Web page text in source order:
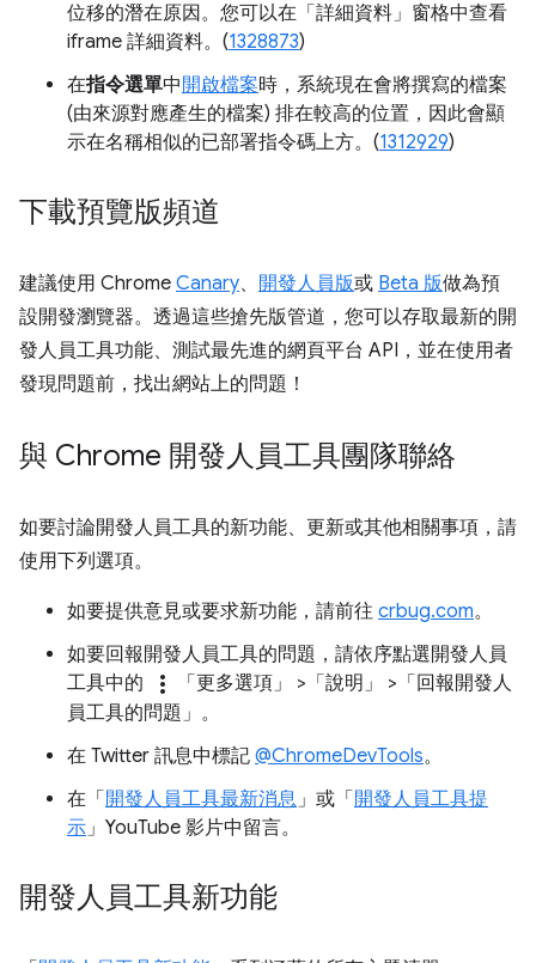
位移的潛在原因。您可以在「詳細資料」 窗格中查看
iframe 詳細資料。(1328873)
在指令選單中 開啟檔案時，系統現在會將撰寫的檔案
(由來源對應產生的檔案) 排在較高的位置，因此會顯
示在名稱相似的已部署指令碼上方。(1312929)
下載預覽版頻道
建議使用 Chrome Canary、 開發人員版或 Beta 版做為預
設開發瀏覽器。透過這些搶先版管道，您可以存取最新的開
發人員工具功能、測試最先進的網頁平台 API，並在使用者
發現問題前，找出網站上的問題！
與 Chrome 開發人員工具團隊聯絡
如要討論開發人員工具的新功能、更新或其他相關事項，請
使用下列選項。
如要提供意見或要求新功能，請前往 crbug.com。
如要回報開發人員工具的問題，請依序點選開發人員
工具中的
more_vert 「更多選項」 >「說明」
>「回報開發人
員工具的問題」 。
在 Twitter 訊息中標記 @ChromeDevTools。
在「 開發人員工具最新消息」或「 開發人員工具提
示」YouTube 影片中留言。
開發人員工具新功能